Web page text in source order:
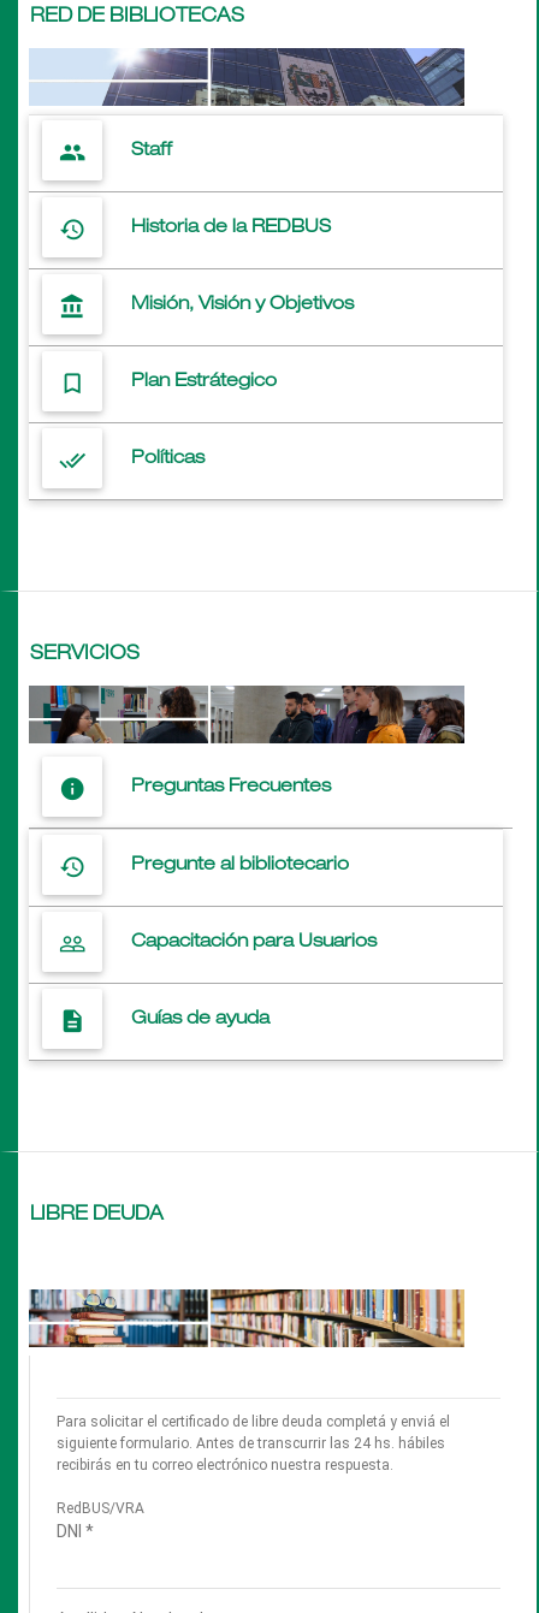
RED DE BIBLIOTECAS
people Staff
history Historia de la REDBUS
account_balance Misión, Visión y Objetivos
bookmark_border Plan Estrátegico
done_all Políticas
SERVICIOS
info Preguntas Frecuentes
history Pregunte al bibliotecario
people_outline Capacitación para Usuarios
description Guías de ayuda
LIBRE DEUDA